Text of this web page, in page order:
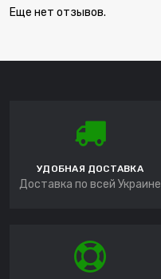
Еще нет отзывов.
УДОБНАЯ ДОСТАВКА
Доставка по всей Украине